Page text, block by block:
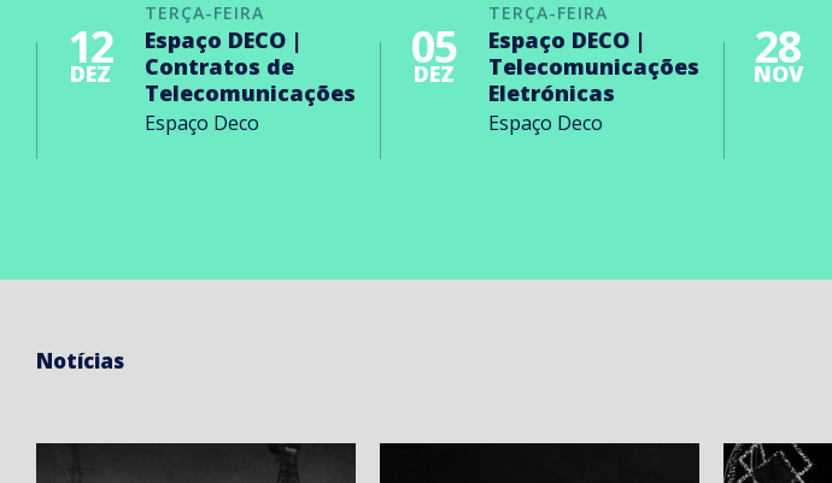
TERÇA-FEIRA
12
DEZ
Espaço DECO |
Contratos de
Telecomunicações
Espaço Deco
TERÇA-FEIRA
05
DEZ
Espaço DECO |
Telecomunicações
Eletrónicas
Espaço Deco
28
NOV
Notícias